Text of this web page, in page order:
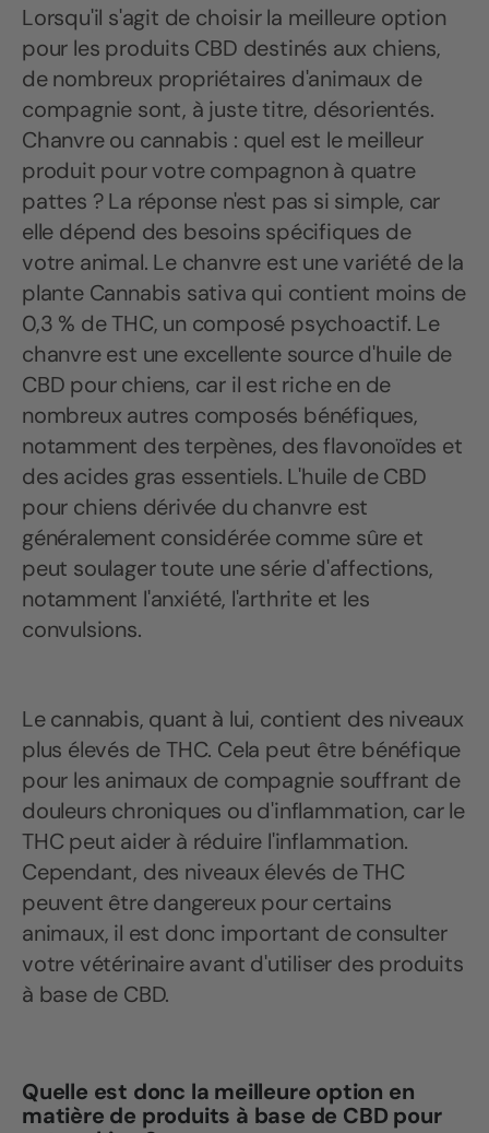
Lorsqu'il s'agit de choisir la meilleure option
pour les produits CBD destinés aux chiens,
de nombreux propriétaires d'animaux de
compagnie sont, à juste titre, désorientés.
Chanvre ou cannabis : quel est le meilleur
produit pour votre compagnon à quatre
pattes ? La réponse n'est pas si simple, car
elle dépend des besoins spécifiques de
votre animal. Le chanvre est une variété de la
plante Cannabis sativa qui contient moins de
0,3 % de THC, un composé psychoactif. Le
chanvre est une excellente source d'huile de
CBD pour chiens, car il est riche en de
nombreux autres composés bénéfiques,
notamment des terpènes, des flavonoïdes et
des acides gras essentiels. L'huile de CBD
pour chiens dérivée du chanvre est
généralement considérée comme sûre et
peut soulager toute une série d'affections,
notamment l'anxiété, l'arthrite et les
convulsions.
Le cannabis, quant à lui, contient des niveaux
plus élevés de THC. Cela peut être bénéfique
pour les animaux de compagnie souffrant de
douleurs chroniques ou d'inflammation, car le
THC peut aider à réduire l'inflammation.
Cependant, des niveaux élevés de THC
peuvent être dangereux pour certains
animaux, il est donc important de consulter
votre vétérinaire avant d'utiliser des produits
à base de CBD.
Quelle est donc la meilleure option en
matière de produits à base de CBD pour